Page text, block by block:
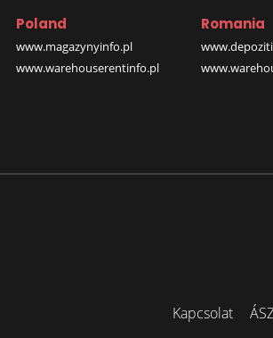
Poland
www.magazynyinfo.pl
www.warehouserentinfo.pl
Romania
Kapcsolat